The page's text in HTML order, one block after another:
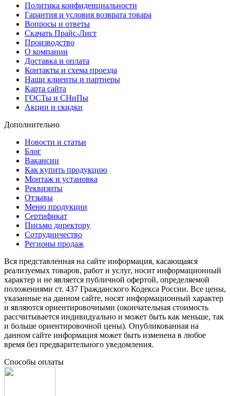
Политика конфиденциальности
Гарантия и условия возврата товара
Вопросы и ответы
Скачать Прайс-Лист
Производство
О компании
Доставка и оплата
Контакты и схема проезда
Наши клиенты и партнеры
Карта сайта
ГОСТы и СНиПы
Акции и скидки
Дополнительно
Новости и статьи
Блог
Вакансии
Как купить продукцию
Монтаж и установка
Реквизиты
Отзывы
Меню продукции
Сертификат
Письмо директору
Сотрудничество
Регионы продаж
Вся представленная на сайте информация, касающаяся
реализуемых товаров, работ и услуг, носит информационный
характер и не является публичной офертой, определяемой
положениями ст. 437 Гражданского Кодекса России. Все цены,
указанные на данном сайте, носят информационный характер
и являются ориентировочными (окончательная стоимость
рассчитывается индивидуально и может быть как меньше, так
и больше ориентировочной цены). Опубликованная на
данном сайте информация может быть изменена в любое
время без предварительного уведомления.
Способы оплаты